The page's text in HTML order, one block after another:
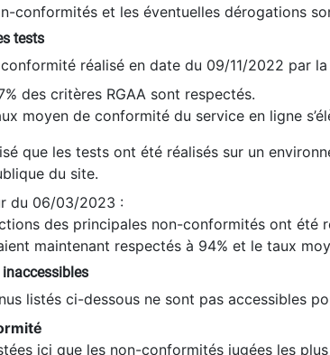
conformités et les éventuelles dérogations
tests
conformité réalisé en date du 09/11/2022 par
des critères RGAA sont respectés.
moyen de conformité du service en ligne
que les tests ont été réalisés sur un
du site.
du 06/03/2023 :
des principales non-conformités ont été
maintenant respectés à 94% et le taux
inaccessibles
listés ci-dessous ne sont pas accessibles
ici que les non-conformités jugées les